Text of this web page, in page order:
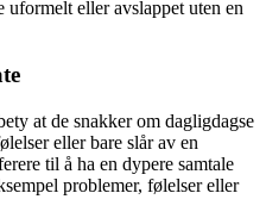
uformelt eller avslappet uten en
at de snakker om dagligdagse
eller bare slår av en
til å ha en dypere samtale
problemer, følelser eller